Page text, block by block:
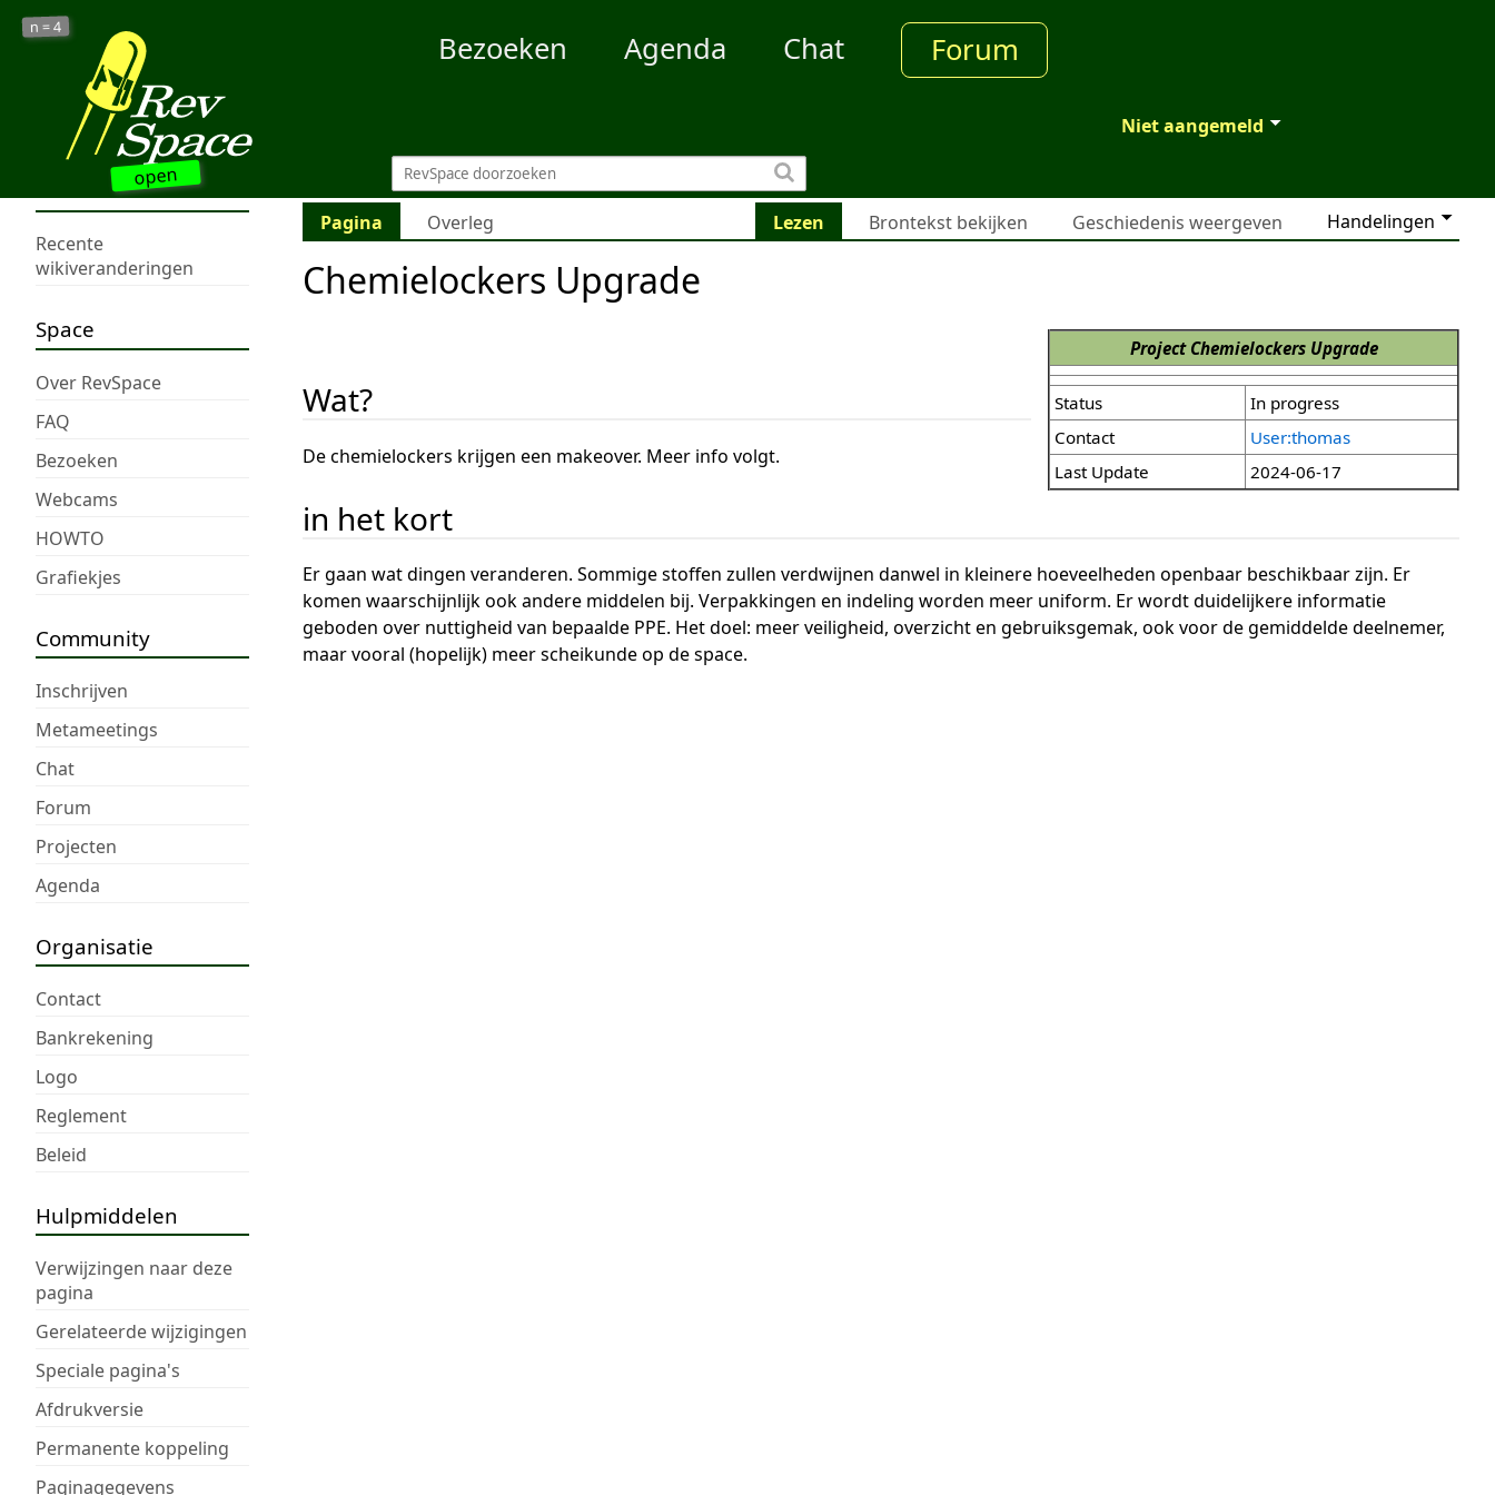
open
n =4
Bezoeken Agenda Chat Forum
Niet aangemeld
Recente
wikiveranderingen
Space
Over RevSpace
FAQ
Bezoeken
Webcams
HOWTO
Grafiekjes
Community
Inschrijven
Metameetings
Chat
Forum
Projecten
Agenda
Organisatie
Contact
Bankrekening
Logo
Reglement
Beleid
Hulpmiddelen
Verwijzingen naar deze
pagina
Gerelateerde wijzigingen
Speciale pagina's
Afdrukversie
Permanente koppeling
Paginagegevens
Pagina Overleg Handelingen
Lezen Brontekst bekijken Geschiedenis weergeven
Chemielockers Upgrade
Project Chemielockers Upgrade
Status
In progress
Contact
User:thomas
Last Update
2024-06-17
Wat?
De chemielockers krijgen een makeover. Meer info volgt.
in het kort
Er gaan wat dingen veranderen. Sommige stoffen zullen verdwijnen danwel in kleinere hoeveelheden openbaar beschikbaar zijn. Er
komen waarschijnlijk ook andere middelen bij. Verpakkingen en indeling worden meer uniform. Er wordt duidelijkere informatie
geboden over nuttigheid van bepaalde PPE. Het doel: meer veiligheid, overzicht en gebruiksgemak, ook voor de gemiddelde deelnemer,
maar vooral (hopelijk) meer scheikunde op de space.